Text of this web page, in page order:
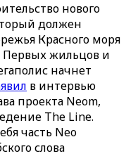
нового
должен
Красного моря
Первых жильцов и
начнет
в интервью
проекта Neom,
The Line.
часть Neo
слова